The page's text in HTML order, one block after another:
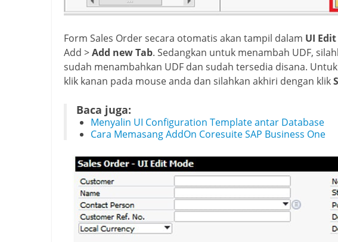
Form Sales Order secara otomatis akan tampil dalam UI
Add >Add new Tab. Sedangkan untuk menambah UDF,
sudah menambahkan UDF dan sudah tersedia disana.
klik kanan pada mouse anda dan silahkan akhiri dengan klik
Baca juga:
Menyalin UI Configuration Template antar Database
Cara Memasang AddOn Coresuite SAP Business One